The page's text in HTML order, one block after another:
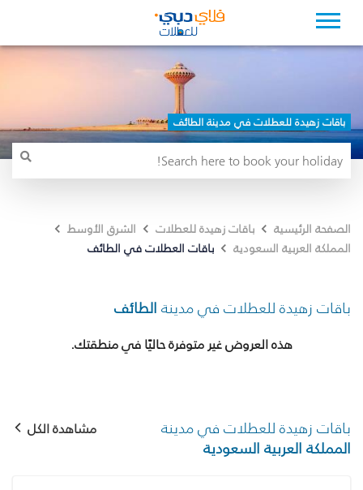
باقات زهيدة للعطلات في مدينة الطائف
الصفحة الرئيسية باقات زهيدة للعطلات
الشرق الأوسط
المملكة العربية السعودية
باقات العطلات في الطائف
باقات زهيدة للعطلات في مدينة الطائف
هذه العروض غير متوفرة حاليًا في منطقتك.
باقات زهيدة للعطلات في مدينة
المملكة العربية السعودية
مشاهدة الكل